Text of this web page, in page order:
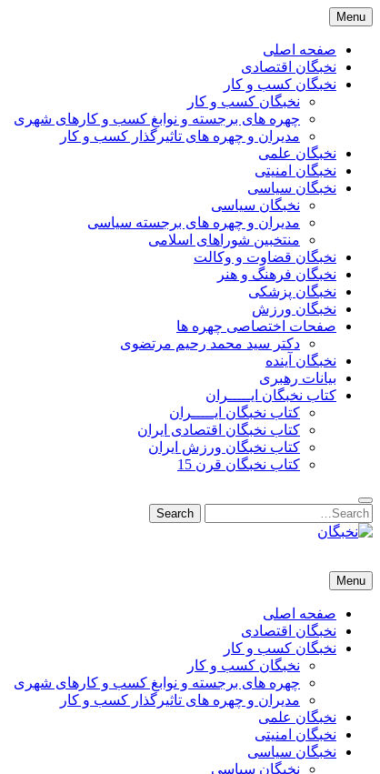
Skip
to
content
Menu
صفحه اصلی
نخبگان اقتصادی
نخبگان کسب و کار
نخبگان کسب و کار
چهره های برجسته و نوابغ کسب و کارهای شهری
مدیران و چهره های تاثیرگذار کسب و کار
نخبگان علمی
نخبگان امنیتی
نخبگان سیاسی
نخبگان سیاسی
مدیران و چهره های برجسته سیاسی
منتخبین شوراهای اسلامی
نخبگان قضاوت و وکالت
نخبگان فرهنگ و هنر
نخبگان پزشکی
نخبگان ورزش
صفحات اختصاصی چهره ها
دکتر سید محمد رحیم مرتضوی
نخبگان آینده
بیانات رهبری
کتاب نخبگان ایـــــران
کتاب نخبگان ایـــــران
کتاب نخبگان اقتصادی ایران
کتاب نخبگان ورزش ایران
کتاب نخبگان قرن 15
Search
for:
Search
نخبگان تایمز/ کتاب نخبگان + پورتال رسمی کتاب نخبگان ایران – کتاب نخبگان اقتصادی ایران – کتاب نخبگان
Menu
صفحه اصلی
نخبگان اقتصادی
نخبگان کسب و کار
نخبگان کسب و کار
چهره های برجسته و نوابغ کسب و کارهای شهری
مدیران و چهره های تاثیرگذار کسب و کار
نخبگان علمی
نخبگان امنیتی
نخبگان سیاسی
نخبگان سیاسی